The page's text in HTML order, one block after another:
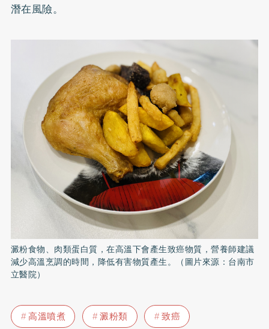
潛在風險。
澱粉食物、肉類蛋白質，在高溫下會產生致癌物質，營養師建議
減少高溫烹調的時間，降低有害物質產生。（圖片來源：台南市
立醫院）
高溫噴煮 澱粉類
致癌